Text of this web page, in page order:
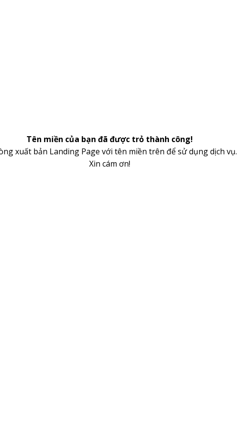
Tên miền của bạn đã được trỏ thành công!
xuất bản Landing Page với tên miền trên để sử dụng dịch vụ.
Xin cám ơn!